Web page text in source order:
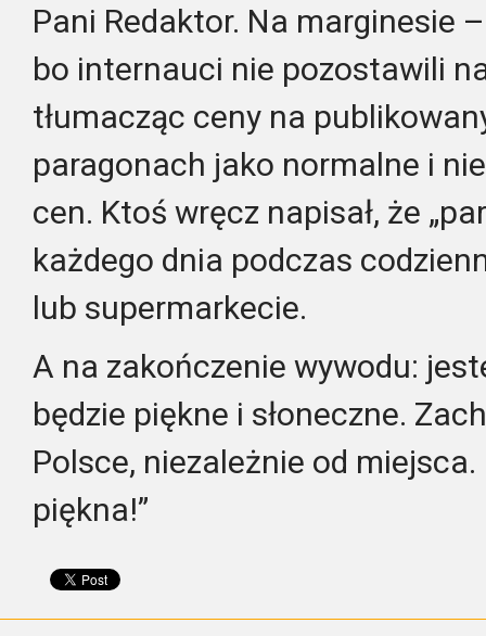
Pani Redaktor. Na marginesie
bo internauci nie pozostawili
tłumacząc ceny na
paragonach jako normalne i
cen. Ktoś wręcz napisał, że
każdego dnia podczas
lub supermarkecie.
A na zakończenie wywodu:
będzie piękne i słoneczne.
Polsce, niezależnie od
piękna!”